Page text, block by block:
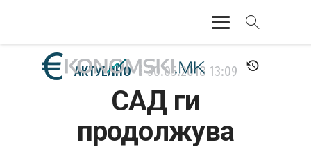
АКТУЕЛНО
ЕКОНОМИЈА
ФИНАНСИИ
АКТУЕЛНО 30.05.2018 13:09
САД ги
продолжува